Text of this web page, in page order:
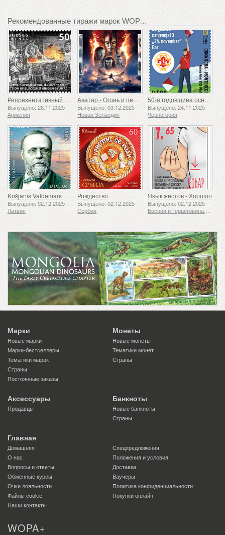
Рекомендованные тиражи марок WOPA+
Репрезентативный список нематериального культурного наследия человечества ЮНЕСКО — Традиция кузнечного дела в Гюмри
Выпущено: 28.11.2025
Армения
Аватар - Огонь и пепел
Выпущено: 03.12.2025
Новая Зеландия
50-я годовщина основания Ассоциации скаутов «24 ноября»
Выпущено: 24.11.2025
Черногория
Krišjānis Valdemārs
Выпущено: 02.12.2025
Латвия
Рождество
Выпущено: 02.12.2025
Сербия
Язык жестов - Хорошо
Выпущено: 02.12.2025
Марки
Новые марки
Марки-бестселлеры
Тематики марок
Страны
Постоянные заказы
Монеты
Новые монеты
Тематики монет
Страны
Аксессуары
Продавцы
Банкноты
Новые банкноты
Страны
Главная
Домашняя
Спецпредложения
О нас
Положения и условия
Вопросы и ответы
Доставка
Обменные курсы
Ваучеры
Очки лояльности
Политика конфиденциальности
Файлы сookie
Покупки онлайн
Наши контакты
WOPA+